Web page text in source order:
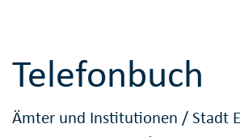
Telefonbuch
Ämter und Institutionen /Stadt